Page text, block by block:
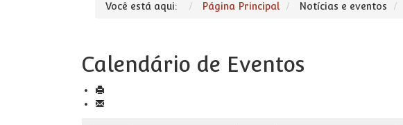
Você está aqui: Página Principal Notícias e eventos
Calendário de Eventos